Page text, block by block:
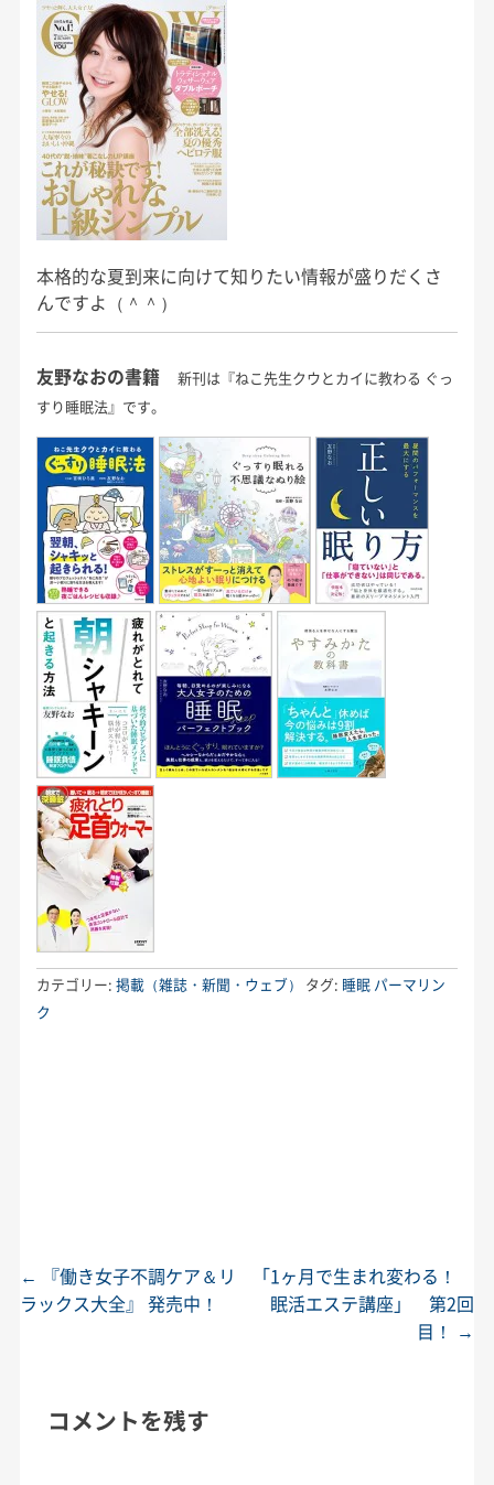
本格的な夏到来に向けて知りたい情報が盛りだくさ
んですよ（＾＾）
友野なおの書籍
新刊は『ねこ先生クウとカイに教わる ぐっ
すり睡眠法』です。
カテゴリー: 掲載（雑誌・新聞・ウェブ） タグ: 睡眠 パーマリン
ク
投稿ナビゲーション
←
『働き女子不調ケア＆リ
ラックス大全』 発売中！
「1ヶ月で生まれ変わる！
眠活エステ講座」 第2回
目！ →
コメントを残す